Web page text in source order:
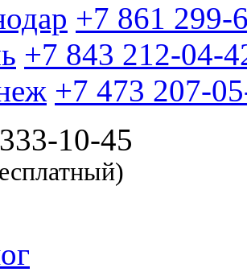
+7 861 299-
+7 843 212-04-
+7 473 207-
10-45